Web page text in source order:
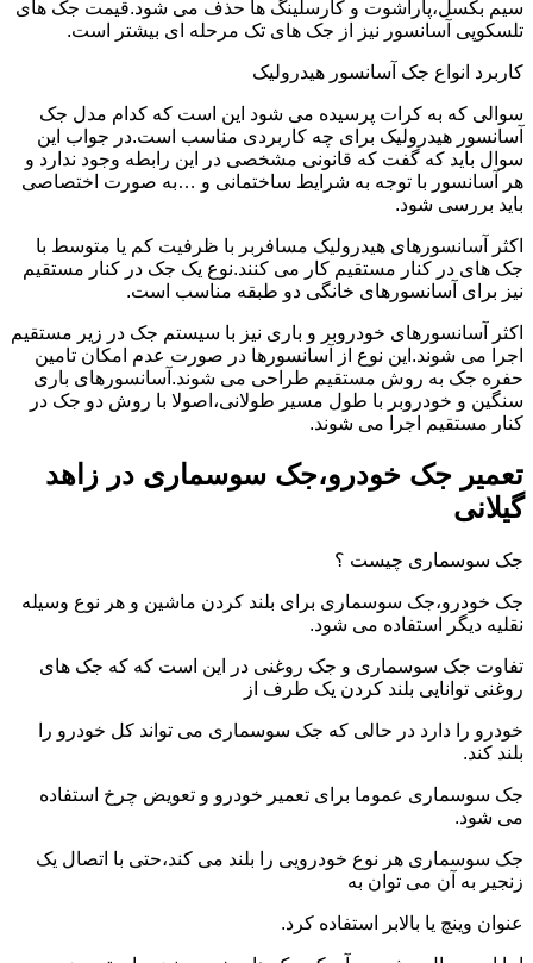
سیم بکسل،پاراشوت و کارسلینگ ها حذف می شود.قیمت جک های
تلسکوپی آسانسور نیز از جک های تک مرحله ای بیشتر است.
کاربرد انواع جک آسانسور هیدرولیک
سوالی که به کرات پرسیده می شود این است که کدام مدل جک
آسانسور هیدرولیک برای چه کاربردی مناسب است.در جواب این
سوال باید که گفت که قانونی مشخصی در این رابطه وجود ندارد و
هر آسانسور با توجه به شرایط ساختمانی و …به صورت اختصاصی
باید بررسی شود.
اکثر آسانسورهای هیدرولیک مسافربر با ظرفیت کم یا متوسط با
جک های در کنار مستقیم کار می کنند.نوع یک جک در کنار مستقیم
نیز برای آسانسورهای خانگی دو طبقه مناسب است.
اکثر آسانسورهای خودروبر و باری نیز با سیستم جک در زیر مستقیم
اجرا می شوند.این نوع از آسانسورها در صورت عدم امکان تامین
حفره جک به روش مستقیم طراحی می شوند.آسانسورهای باری
سنگین و خودروبر با طول مسیر طولانی،اصولا با روش دو جک در
کنار مستقیم اجرا می شوند.
تعمیر جک خودرو،جک سوسماری در زاهد
گیلانی
جک سوسماری چیست ؟
جک خودرو،جک سوسماری برای بلند کردن ماشین و هر نوع وسیله
نقلیه دیگر استفاده می شود.
تفاوت جک سوسماری و جک روغنی در این است که که جک های
روغنی توانایی بلند کردن یک طرف از
خودرو را دارد در حالی که جک سوسماری می تواند کل خودرو را
بلند کند.
جک سوسماری عموما برای تعمیر خودرو و تعویض چرخ استفاده
می شود.
جک سوسماری هر نوع خودرویی را بلند می کند،حتی با اتصال یک
زنجیر به آن می توان به
عنوان وینچ یا بالابر استفاده کرد.